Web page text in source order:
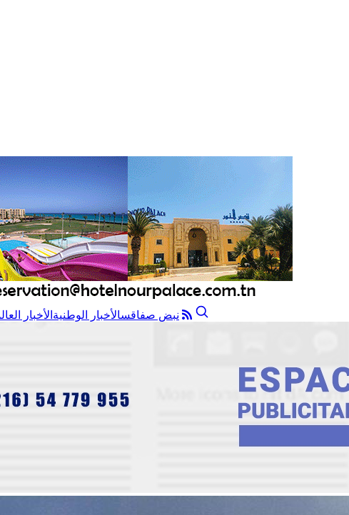
نبض صفاقسالأخبار الوطنية الأخبار